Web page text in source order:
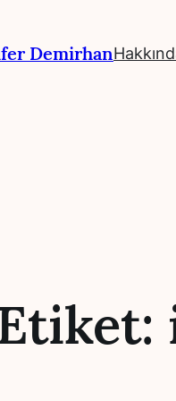
Demirhan